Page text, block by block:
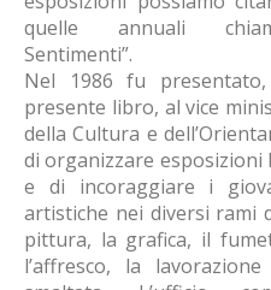
quelle annuali
Sentimenti”.
Nel 1986 fu
presente libro, al vice
della Cultura e
di organizzare
e di incoraggiare i
artistiche nei diversi rami
pittura, la grafica, il
l’affresco, la